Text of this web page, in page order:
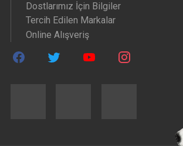
Dostlarımız İçin Bilgiler
Tercih Edilen Markalar
Online Alışveriş